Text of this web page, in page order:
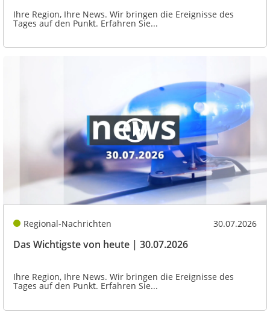
Ihre Region, Ihre News. Wir bringen die Ereignisse des
Tages auf den Punkt. Erfahren Sie...
Regional-Nachrichten 30.07.2026
Das Wichtigste von heute | 30.07.2026
Ihre Region, Ihre News. Wir bringen die Ereignisse des
Tages auf den Punkt. Erfahren Sie...